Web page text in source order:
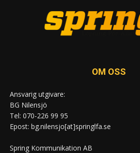
OM OSS
Ansvarig utgivare:
BG Nilensjö
Tel: 070-226 99 95
Epost: bg.nilensjo[at]springlfa.se
Spring Kommunikation AB